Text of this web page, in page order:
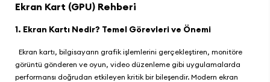
Ekran Kart (GPU) Rehberi
1. Ekran Kartı Nedir? Temel Görevleri ve Önemi
Ekran kartı, bilgisayarın grafik işlemlerini gerçekleştiren, monitöre
görüntü gönderen ve oyun, video düzenleme gibi uygulamalarda
performansı doğrudan etkileyen kritik bir bileşendir. Modern ekran